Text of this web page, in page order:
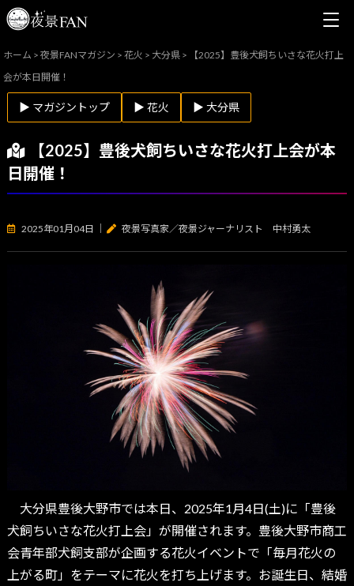
ホーム >夜景FANマガジン >花火 > 大分県 >
【2025】豊後犬飼ちいさな花火打上
会が本日開催！
▶ マガジントップ ▶ 花火 ▶ 大分県
【2025】豊後犬飼ちいさな花火打上会が本
日開催！
2025年01月04日 夜景写真家／夜景ジャーナリスト 中村勇太
大分県豊後大野市では本日、2025年1月4日(土)に「豊後
犬飼ちいさな花火打上会」が開催されます。豊後大野市商工
会青年部犬飼支部が企画する花火イベントで「毎月花火の
上がる町」をテーマに花火を打ち上げます。お誕生日、結婚